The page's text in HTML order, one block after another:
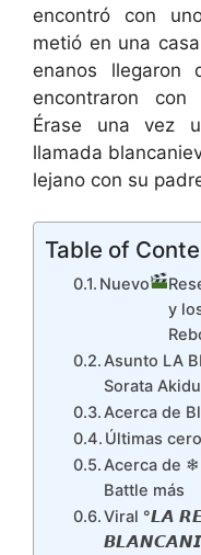
encontró con
metió en una
enanos
encontraron
Érase una vez
llamada
lejano con su
Table of
Nuevo
y
Asunto LA
Sorata
Acerca de
Últimas
Acerca de
Battle más
Viral °𝙇𝘼